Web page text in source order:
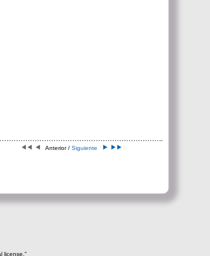
Anterior / Siguiente
license."